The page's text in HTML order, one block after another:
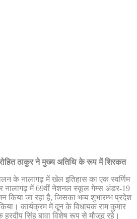
रोहित ठाकुर ने मुख्य अतिथि के रूप में शिरकत
के नालागढ़ में खेल इतिहास का एक स्वर्णिम
नालागढ़ में 69वीं नेशनल स्कूल गेम्स अंडर-19
किया जा रहा है, जिसका भव्य शुभारम्भ प्रदेश
कार्यक्रम में दून के विधायक राम कुमार
सिंह बावा विशेष रूप से मौजूद रहे।